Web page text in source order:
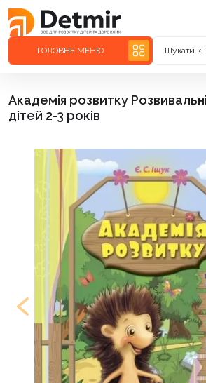
ГОЛОВНЕ МЕНЮ Шукати
Академія розвитку
дітей 2-3 років